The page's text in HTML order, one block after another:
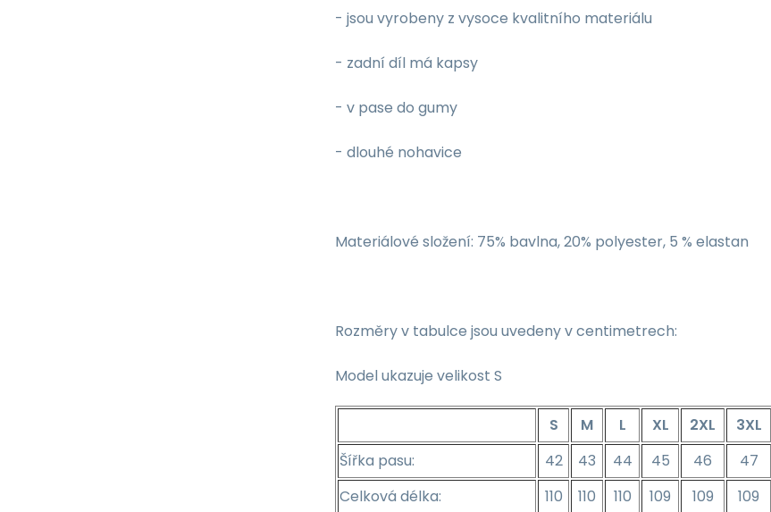
- jsou vyrobeny z vysoce kvalitního materiálu
- zadní díl má kapsy
- v pase do gumy
- dlouhé nohavice
Materiálové složení: 75% bavlna, 20% polyester, 5 % elastan
Rozměry v tabulce jsou uvedeny v centimetrech:
Model ukazuje velikost S
S M L XL 2XL
3XL
Šířka pasu:
42 43 44 45 46
47
Celková délka:
110 110 110 109 109
109